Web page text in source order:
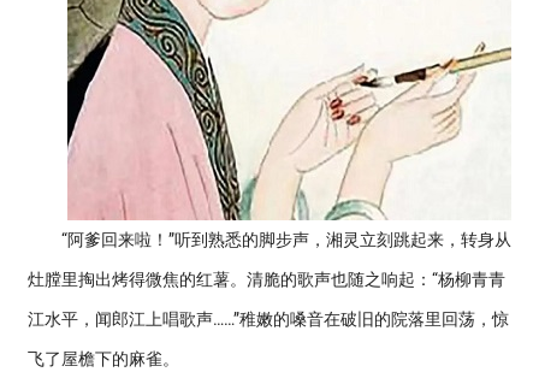
“阿爹回来啦！”听到熟悉的脚步声，湘灵立刻跳起来，转身从
灶膛里掏出烤得微焦的红薯。清脆的歌声也随之响起：“杨柳青青
江水平，闻郎江上唱歌声……”稚嫩的嗓音在破旧的院落里回荡，惊
飞了屋檐下的麻雀。